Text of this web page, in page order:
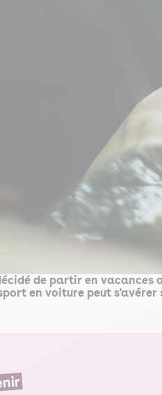
de partir en vacances
en voiture peut